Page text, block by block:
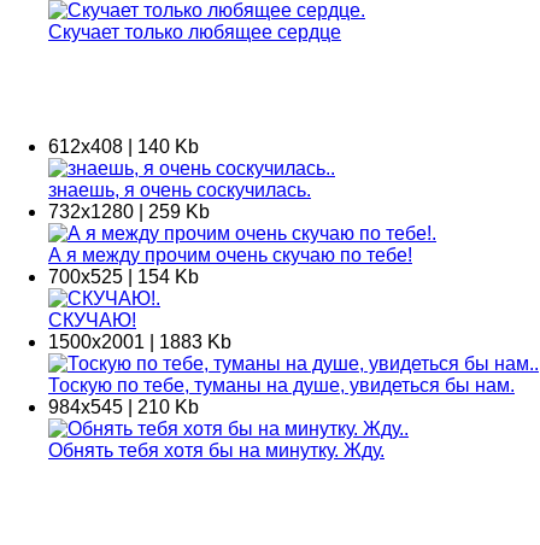
Скучает только любящее сердце
612х408 | 140 Kb
знаешь, я очень соскучилась.
732х1280 | 259 Kb
А я между прочим очень скучаю по тебе!
700х525 | 154 Kb
СКУЧАЮ!
1500х2001 | 1883 Kb
Тоскую по тебе, туманы на душе, увидеться бы нам.
984х545 | 210 Kb
Обнять тебя хотя бы на минутку. Жду.